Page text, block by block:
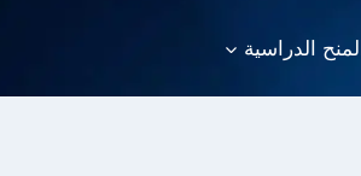
الدراسية